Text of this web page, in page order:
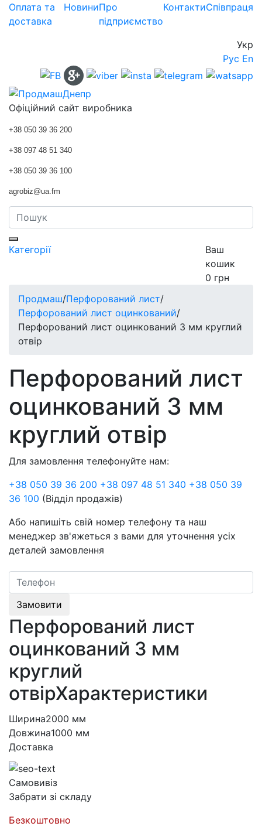
Оплата та
доставка
НовиниПро
підприємство
КонтактиСпівпраця
Укр
Рус En
Офіційний сайт виробника
+38 050 39 36 200
+38 097 48 51 340
+38 050 39 36 100
agrobiz@ua.fm
Категорії
Ваш
кошик
0 грн
Продмаш/Перфорований лист/
Перфорований лист оцинкований/
Перфорований лист оцинкований 3 мм круглий
отвір
Перфорований лист
оцинкований 3 мм
круглий отвір
Для замовлення телефонуйте нам:
+38 050 39 36 200 +38 097 48 51 340 +38 050 39
36 100 (Відділ продажів)
Або напишіть свій номер телефону та наш
менеджер зв'яжеться з вами для уточнення усіх
деталей замовлення
Замовити
Перфорований лист
оцинкований 3 мм
круглий
отвірХарактеристики
Ширина2000 мм
Довжина1000 мм
Доставка
Самовивіз
Забрати зі складу
Безкоштовно